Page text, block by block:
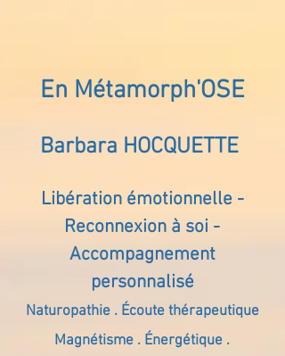
En Métamorph'OSE
Barbara HOCQUETTE
Libération émotionnelle -
Reconnexion à soi -
Accompagnement
personnalisé
Naturopathie . Écoute thérapeutique
Magnétisme . Énergétique .